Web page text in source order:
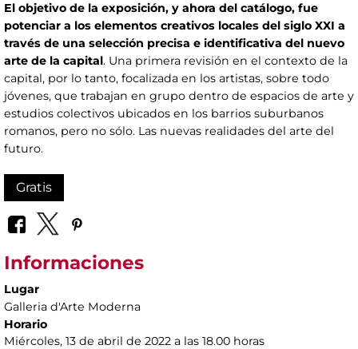
El objetivo de la exposición, y ahora del catálogo, fue
potenciar a los elementos creativos locales del siglo XXI a
través de una selección precisa e identificativa del nuevo
arte de la capital. Una primera revisión en el contexto de la
capital, por lo tanto, focalizada en los artistas, sobre todo
jóvenes, que trabajan en grupo dentro de espacios de arte y
estudios colectivos ubicados en los barrios suburbanos
romanos, pero no sólo. Las nuevas realidades del arte del
futuro.
Gratis
Informaciones
Lugar
Galleria d'Arte Moderna
Horario
Miércoles, 13 de abril de 2022 a las 18.00 horas